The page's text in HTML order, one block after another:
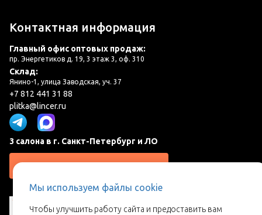
Контактная информация
Главный офис оптовых продаж:
пр. Энергетиков д. 19, 3 этаж 3, оф. 310
Склад:
Янино-1, улица Заводская, уч. 37
+7 812 441 31 88
plitka@lincer.ru
3 салона в г. Санкт-Петербург и ЛО
Запросить адреса салонов
Мы используем файлы cookie
Чтобы улучшить работу сайта и предоставить вам